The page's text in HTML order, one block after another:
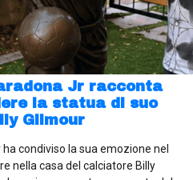
Jr racconta
la statua di suo
Gilmour
condiviso la sua emozione nel
nella casa del calciatore Billy